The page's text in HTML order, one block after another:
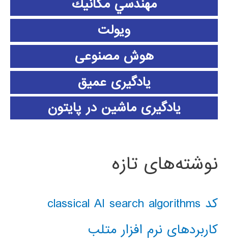
مهندسي مكانيك
ویولت
هوش مصنوعی
یادگیری عمیق
یادگیری ماشین در پایتون
نوشته‌های تازه
کد classical AI search algorithms
کاربردهای نرم افزار متلب